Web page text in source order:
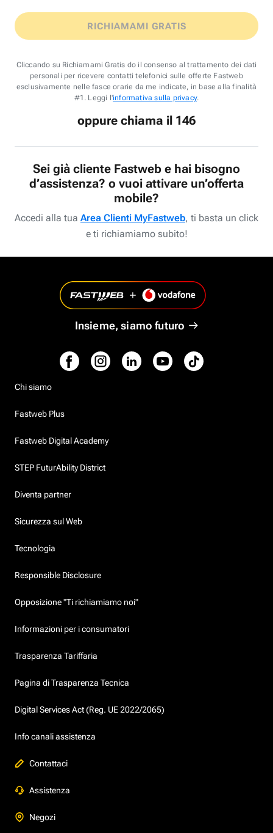
RICHIAMAMI GRATIS
Cliccando su Richiamami Gratis do il consenso al trattamento dei dati
personali per ricevere contatti telefonici sulle offerte Fastweb
esclusivamente nelle fasce orarie da me indicate, in base alla finalità
#1. Leggi l'informativa sulla privacy.
oppure chiama il 146
Sei già cliente Fastweb e hai bisogno
d’assistenza? o vuoi attivare un’offerta
mobile?
Accedi alla tua Area Clienti MyFastweb, ti basta un click
e ti richiamiamo subito!
Insieme, siamo futuro
Chi siamo
Fastweb Plus
Fastweb Digital Academy
STEP FuturAbility District
Diventa partner
Sicurezza sul Web
Tecnologia
Responsible Disclosure
Opposizione "Ti richiamiamo noi"
Informazioni per i consumatori
Trasparenza Tariffaria
Pagina di Trasparenza Tecnica
Digital Services Act (Reg. UE 2022/2065)
Info canali assistenza
Contattaci
Assistenza
Negozi